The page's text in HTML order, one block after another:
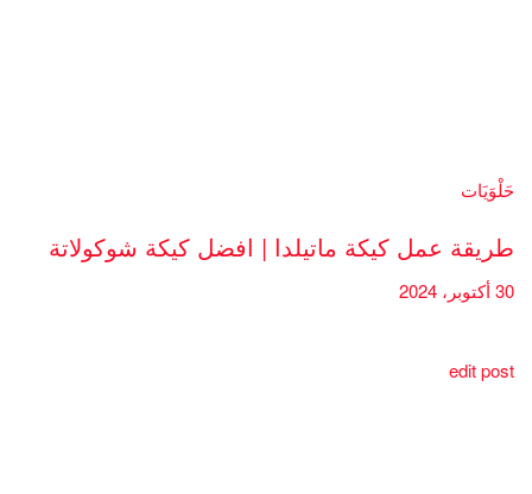
حَلْوَيَات
طريقة عمل كيكة ماتيلدا | افضل كيكة شوكولاتة
30 أكتوبر، 2024
edit post